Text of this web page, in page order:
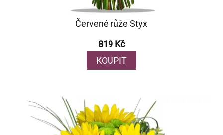
Červené růže Styx
819 Kč
KOUPIT